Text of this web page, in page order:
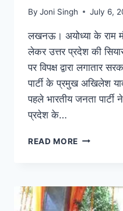
By Joni Singh July 6,
लखनऊ। अयोध्या के राम
लेकर उत्तर प्रदेश की
पर विपक्ष द्वारा लगातार
पार्टी के प्रमुख अखिलेश
पहले भारतीय जनता पार्टी
प्रदेश के…
READ MORE